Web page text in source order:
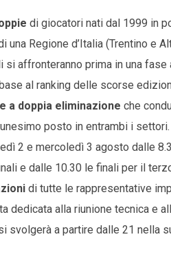
di giocatori nati dal 1999 in
Regione d’Italia (Trentino e
affronteranno prima in una fase
al ranking delle scorse
a doppia eliminazione che
posto in entrambi i
2 e mercoledì 3 agosto dalle
e dalle 10.30 le finali per il
di tutte le rappresentative
dedicata alla riunione tecnica e
svolgerà a partire dalle 21 nella